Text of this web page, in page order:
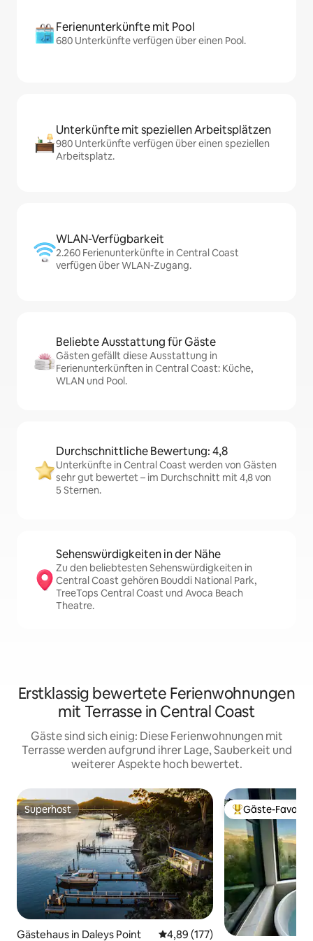
Ferienunterkünfte mit Pool
680 Unterkünfte verfügen über einen Pool.
Unterkünfte mit speziellen Arbeitsplätzen
980 Unterkünfte verfügen über einen speziellen
Arbeitsplatz.
WLAN-Verfügbarkeit
2.260 Ferienunterkünfte in Central Coast
verfügen über WLAN-Zugang.
Beliebte Ausstattung für Gäste
Gästen gefällt diese Ausstattung in
Ferienunterkünften in Central Coast: Küche,
WLAN und Pool.
Durchschnittliche Bewertung: 4,8
Unterkünfte in Central Coast werden von Gästen
sehr gut bewertet – im Durchschnitt mit 4,8 von
5 Sternen.
Sehenswürdigkeiten in der Nähe
Zu den beliebtesten Sehenswürdigkeiten in
Central Coast gehören Bouddi National Park,
TreeTops Central Coast und Avoca Beach
Theatre.
Erstklassig bewertete Ferienwohnungen
mit Terrasse in Central Coast
Gäste sind sich einig: Diese Ferienwohnungen mit
Terrasse werden aufgrund ihrer Lage, Sauberkeit und
weiterer Aspekte hoch bewertet.
Superhost
Superhost
Gästehaus in Daleys Point Durchschnittliche Bewertung:
4,89 (177)
Beliebter Gäste-
Gäste-Favorit